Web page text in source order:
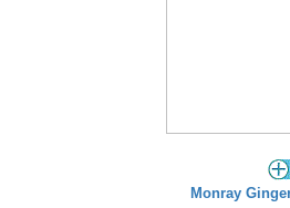
Monray